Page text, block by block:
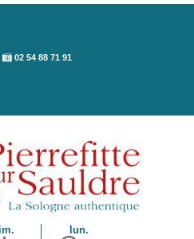
02 54 88 71 91
lun.